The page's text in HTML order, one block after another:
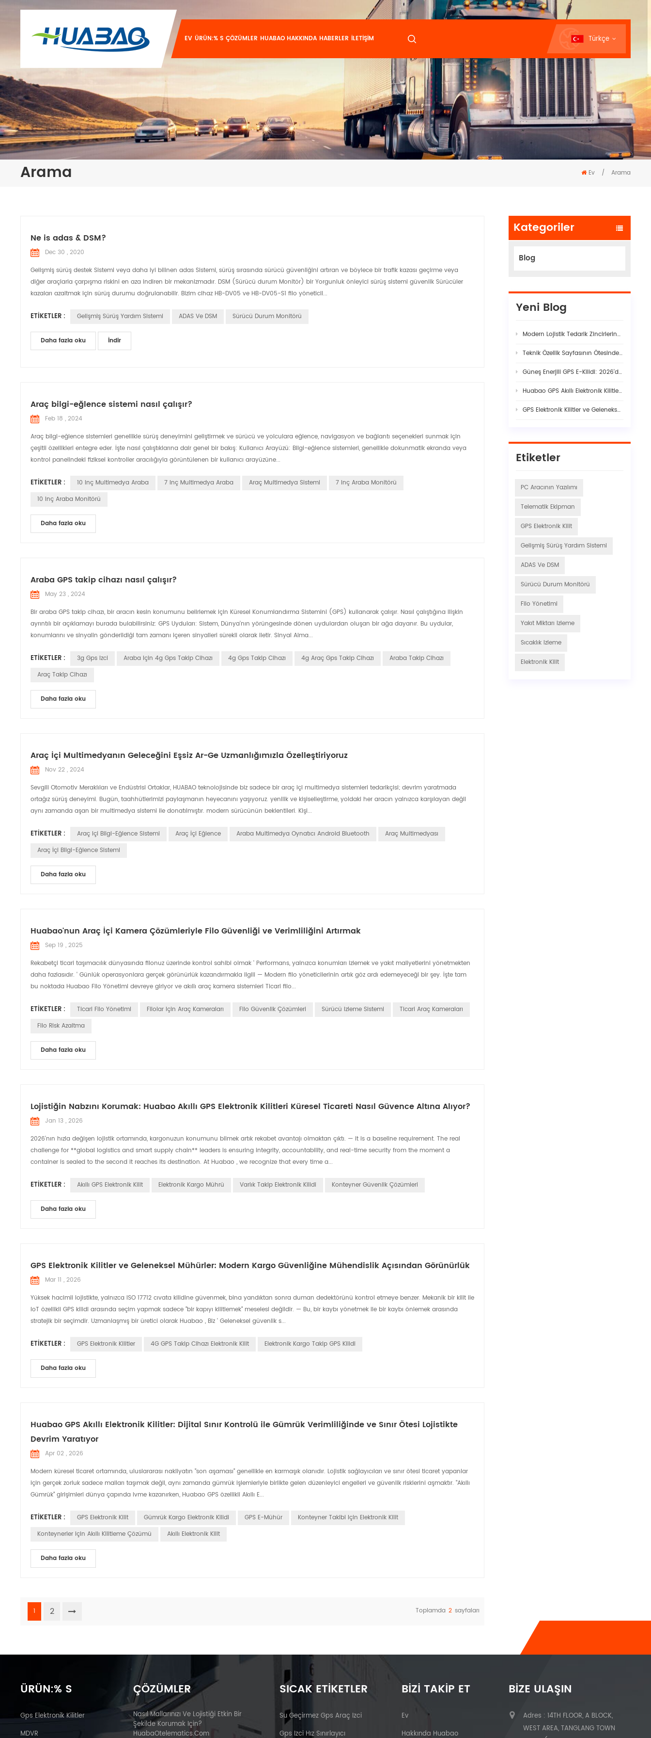
EV ÜRÜN:% S ÇÖZÜMLER HUABAO HAKKINDA HABERLER İLETIŞIM Türkçe
Arama Ev / Arama
Ne is adas & DSM?
Dec 30 , 2020
Gelişmiş sürüş destek Sistemi veya daha iyi bilinen adas Sistemi, sürüş sırasında sürücü güvenliğini artıran ve böylece bir trafik kazası geçirme veya
diğer araçlarla çarpışma riskini en aza indiren bir mekanizmadır. DSM (Sürücü durum Monitör) bir Yorgunluk önleyici sürüş sistemi güvenlik Sürücüler
kazaları azaltmak için sürüş durumu doğrulanabilir. Bizim cihaz HB-DV05 ve HB-DV05-S1 filo yöneticil...
ETIKETLER : Gelişmiş Sürüş Yardım Sistemi ADAS Ve DSM Sürücü Durum Monitörü
Daha fazla oku İndir
Araç bilgi-eğlence sistemi nasıl çalışır?
Feb 18 , 2024
Araç bilgi-eğlence sistemleri genellikle sürüş deneyimini geliştirmek ve sürücü ve yolculara eğlence, navigasyon ve bağlantı seçenekleri sunmak için
çeşitli özellikleri entegre eder. İşte nasıl çalıştıklarına dair genel bir bakış: Kullanıcı Arayüzü: Bilgi-eğlence sistemleri, genellikle dokunmatik ekranda veya
kontrol panelindeki fiziksel kontroller aracılığıyla görüntülenen bir kullanıcı arayüzüne...
ETIKETLER : 10 Inç Multimedya Araba 7 Inç Multimedya Araba Araç Multimedya Sistemi
7 Inç Araba Monitörü
10 Inç Araba Monitörü
Daha fazla oku
Araba GPS takip cihazı nasıl çalışır?
May 23 , 2024
Bir araba GPS takip cihazı, bir aracın kesin konumunu belirlemek için Küresel Konumlandırma Sistemini (GPS) kullanarak çalışır. Nasıl çalıştığına ilişkin
ayrıntılı bir açıklamayı burada bulabilirsiniz: GPS Uyduları: Sistem, Dünya'nın yörüngesinde dönen uydulardan oluşan bir ağa dayanır. Bu uydular,
konumlarını ve sinyalin gönderildiği tam zamanı içeren sinyalleri sürekli olarak iletir. Sinyal Alma...
ETIKETLER : 3g Gps Izci Araba Için 4g Gps Takip Cihazı 4g Gps Takip Cihazı 4g Araç Gps Takip Cihazı
Araba Takip Cihazı
Araç Takip Cihazı
Daha fazla oku
Araç İçi Multimedyanın Geleceğini Eşsiz Ar-Ge Uzmanlığımızla Özelleştiriyoruz
Nov 22 , 2024
Sevgili Otomotiv Meraklıları ve Endüstrisi Ortaklar, HUABAO teknolojisinde biz sadece bir araç içi multimedya sistemleri tedarikçisi; devrim yaratmada
ortağız sürüş deneyimi. Bugün, taahhütlerimizi paylaşmanın heyecanını yaşıyoruz. yenilik ve kişiselleştirme, yoldaki her aracın yalnızca karşılayan değil
aynı zamanda aşan bir multimedya sistemi ile donatılmıştır. modern sürücünün beklentileri. Kişi...
ETIKETLER : Araç Içi Bilgi-Eğlence Sistemi Araç İçi Eğlence Araba Multimedya Oynatıcı Android Bluetooth
Araç Multimedyası
Araç İçi Bilgi-Eğlence Sistemi
Daha fazla oku
Huabao'nun Araç İçi Kamera Çözümleriyle Filo Güvenliği ve Verimliliğini Artırmak
Sep 19 , 2025
Rekabetçi ticari taşımacılık dünyasında filonuz üzerinde kontrol sahibi olmak ' Performans, yalnızca konumları izlemek ve yakıt maliyetlerini yönetmekten
daha fazlasıdır. ' Günlük operasyonlara gerçek görünürlük kazandırmakla ilgili — Modern filo yöneticilerinin artık göz ardı edemeyeceği bir şey. İşte tam
bu noktada Huabao Filo Yönetimi devreye giriyor ve akıllı araç kamera sistemleri Ticari filo...
ETIKETLER : Ticari Filo Yönetimi Filolar Için Araç Kameraları Filo Güvenlik Çözümleri Sürücü Izleme Sistemi
Ticari Araç Kameraları
Filo Risk Azaltma
Daha fazla oku
Lojistiğin Nabzını Korumak: Huabao Akıllı GPS Elektronik Kilitleri Küresel Ticareti Nasıl Güvence Altına Alıyor?
Jan 13 , 2026
2026'nın hızla değişen lojistik ortamında, kargonuzun konumunu bilmek artık rekabet avantajı olmaktan çıktı. — it is a baseline requirement. The real
challenge for **global logistics and smart supply chain** leaders is ensuring integrity, accountability, and real-time security from the moment a
container is sealed to the second it reaches its destination. At Huabao , we recognize that every time a...
ETIKETLER : Akıllı GPS Elektronik Kilit Elektronik Kargo Mührü Varlık Takip Elektronik Kilidi Konteyner Güvenlik Çözümleri
Daha fazla oku
GPS Elektronik Kilitler ve Geleneksel Mühürler: Modern Kargo Güvenliğine Mühendislik Açısından Görünürlük
Mar 11 , 2026
Yüksek hacimli lojistikte, yalnızca ISO 17712 cıvata kilidine güvenmek, bina yandıktan sonra duman dedektörünü kontrol etmeye benzer. Mekanik bir kilit ile
IoT özellikli GPS kilidi arasında seçim yapmak sadece "bir kapıyı kilitlemek" meselesi değildir. — Bu, bir kaybı yönetmek ile bir kaybı önlemek arasında
stratejik bir seçimdir. Uzmanlaşmış bir üretici olarak Huabao , Biz ' Geleneksel güvenlik s...
ETIKETLER : GPS Elektronik Kilitler 4G GPS Takip Cihazı Elektronik Kilit Elektronik Kargo Takip GPS Kilidi
Daha fazla oku
Huabao GPS Akıllı Elektronik Kilitler: Dijital Sınır Kontrolü ile Gümrük Verimliliğinde ve Sınır Ötesi Lojistikte
Devrim Yaratıyor
Apr 02 , 2026
Modern küresel ticaret ortamında, uluslararası nakliyatın "son aşaması" genellikle en karmaşık olanıdır. Lojistik sağlayıcıları ve sınır ötesi ticaret yapanlar
için gerçek zorluk sadece malları taşımak değil, aynı zamanda gümrük işlemleriyle birlikte gelen düzenleyici engelleri ve güvenlik risklerini aşmaktır. "Akıllı
Gümrük" girişimleri dünya çapında ivme kazanırken, Huabao GPS özellikli Akıllı E...
ETIKETLER : GPS Elektronik Kilit Gümrük Kargo Elektronik Kilidi GPS E-Mühür
Konteyner Takibi Için Elektronik Kilit
Konteynerler Için Akıllı Kilitleme Çözümü
Akıllı Elektronik Kilit
Daha fazla oku
1 2 Toplamda 2 sayfaları
Kategoriler
Blog
Yeni Blog
Modern Lojistik Tedarik Zincirlerindeki Gizli Güvenlik Açıkları
Teknik Özellik Sayfasının Ötesinde: Gerçek Filo Yapay Zekâ Araç Kamerası Kararlılığı Neden Titiz Donanım-Yazılım Birlikteliği Gerektirir
Güneş Enerjili GPS E-Kilidi: 2026'da Akıllı Kargo Güvenliği İçin Eksiksiz Rehber
Huabao GPS Akıllı Elektronik Kilitler: Dijital Sınır Kontrolü ile Gümrük Verimliliğinde ve Sınır Ötesi Lojistikte Devrim Yaratıyor
GPS Elektronik Kilitler ve Geleneksel Mühürler: Modern Kargo Güvenliğine Mühendislik Açısından Görünürlük
Etiketler
PC Aracının Yazılımı
Telematik Ekipman
GPS Elektronik Kilit
Gelişmiş Sürüş Yardım Sistemi
ADAS Ve DSM
Sürücü Durum Monitörü
Filo Yönetimi
Yakıt Miktarı Izleme
Sıcaklık Izleme
Elektronik Kilit
ÜRÜN:% S
Gps Elektronik Kilitler
MDVR
ÇÖZÜMLER
Nasıl Mallarınızı Ve Lojistiği Etkin Bir
Şekilde Korumak Için?
HuabaOtelematics.com
SICAK ETIKETLER
Su Geçirmez Gps Araç Izci
Gps Izci Hız Sınırlayıcı
BIZI TAKIP ET
Ev
Hakkında Huabao
BIZE ULAŞIN
Adres : 14TH FLOOR, A BLOCK,
WEST AREA, TANGLANG TOWN